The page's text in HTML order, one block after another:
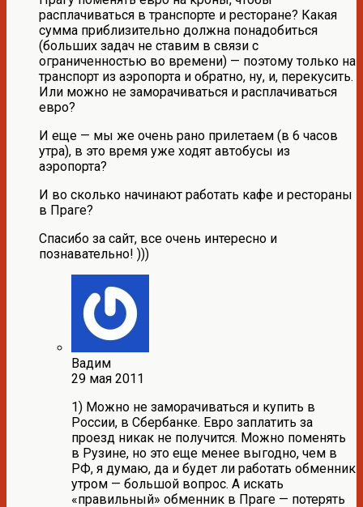
расплачиваться в транспорте и ресторане? Какая
сумма приблизительно должна понадобиться
(больших задач не ставим в связи с
ограниченностью во времени) — поэтому только на
транспорт из аэропорта и обратно, ну, и, перекусить.
Или можно не заморачиваться и расплачиваться
евро?
И еще — мы же очень рано прилетаем (в 6 часов
утра), в это время уже ходят автобусы из
аэропорта?
И во сколько начинают работать кафе и рестораны
в Праге?
Спасибо за сайт, все очень интересно и
познавательно! )))
Вадим
29 мая 2011
1) Можно не заморачиваться и купить в
России, в Сбербанке. Евро заплатить за
проезд никак не получится. Можно поменять
в Рузине, но это еще менее выгодно, чем в
РФ, я думаю, да и будет ли работать обменник
утром — большой вопрос. А искать
«правильный» обменник в Праге — потерять